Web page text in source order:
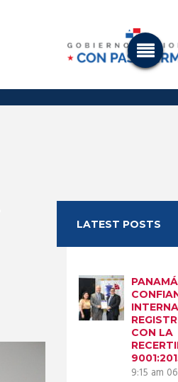
LATEST POSTS
CON LA
9:15 am